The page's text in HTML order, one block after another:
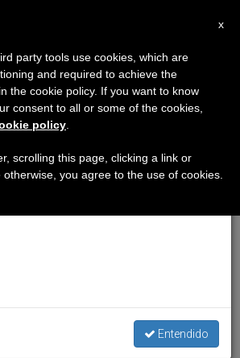
×
al 7 de agosto haremos la pausa
que en el periodo de verano
informaciones y también el
Entendido
x
party tools use cookies, which are
and required to achieve the
the cookie policy. If you want to know
consent to all or some of the cookies,
policy
scrolling this page, clicking a link or
you agree to the use of cookies.